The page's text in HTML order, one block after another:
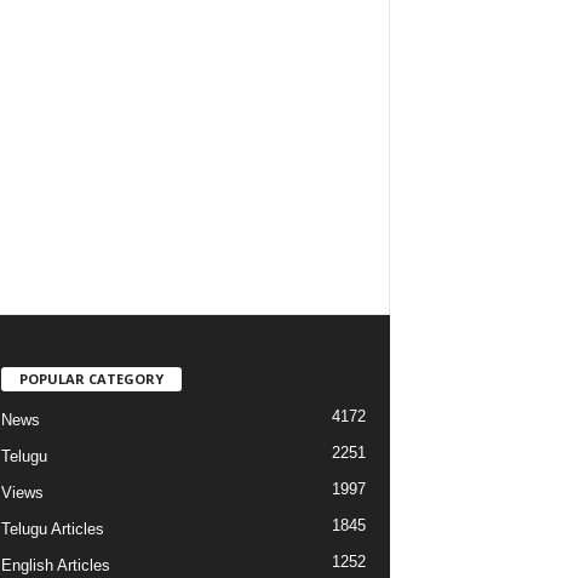
POPULAR CATEGORY
News 4172
Telugu 2251
Views 1997
Telugu Articles 1845
English Articles 1252